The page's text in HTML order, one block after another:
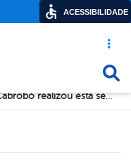
Acesso
Governo de Cabrobó realizou esta semana dois dias da live ‘Julhou com as Pretas’
ACESSIBILIDADE